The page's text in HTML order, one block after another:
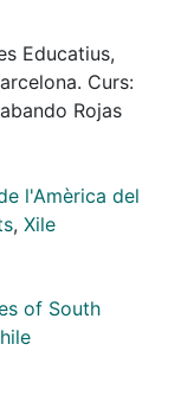
en las
convergen
plantea la
de todos en
Educatius,
Curs:
Rojas
l'Amèrica del
, Xile
of South